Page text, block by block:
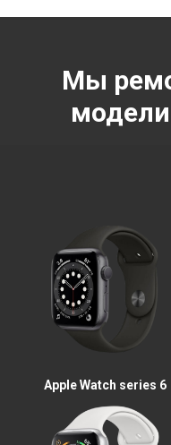
Мы
Apple Watch series 6